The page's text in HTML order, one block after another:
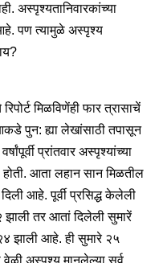
अस्पृश्यतानिवारकांच्या
पण त्यामुळे अस्पृश्य
मिळविणेंही फार त्रासाचें
पुन: ह्या लेखांसाठी तपासून
प्रांतवार अस्पृश्यांच्या
आता लहान सान मिळतील
आहे. पूर्वी प्रसिद्ध केलेली
तर आतां दिलेली सुमारें
झाली आहे. ही सुमारे २५
अस्पृश्य मानलेल्या सर्व